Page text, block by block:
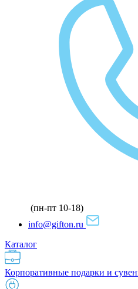
(пн-пт 10-18)
info@gifton.ru
Каталог
Корпоративные подарки и